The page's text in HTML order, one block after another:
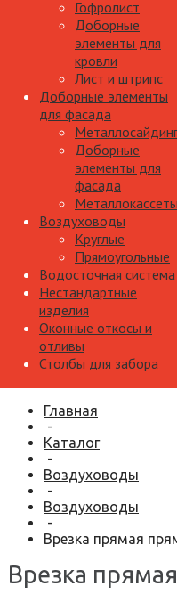
Гофролист
Доборные
элементы для
кровли
Лист и штрипс
Доборные элементы
для фасада
Металлосайдинг
Доборные
элементы для
фасада
Металлокассеты
Воздуховоды
Круглые
Прямоугольные
Водосточная система
Нестандартные
изделия
Оконные откосы и
отливы
Столбы для забора
Главная
-
Каталог
-
Воздуховоды
-
Воздуховоды
-
Врезка прямая
Врезка